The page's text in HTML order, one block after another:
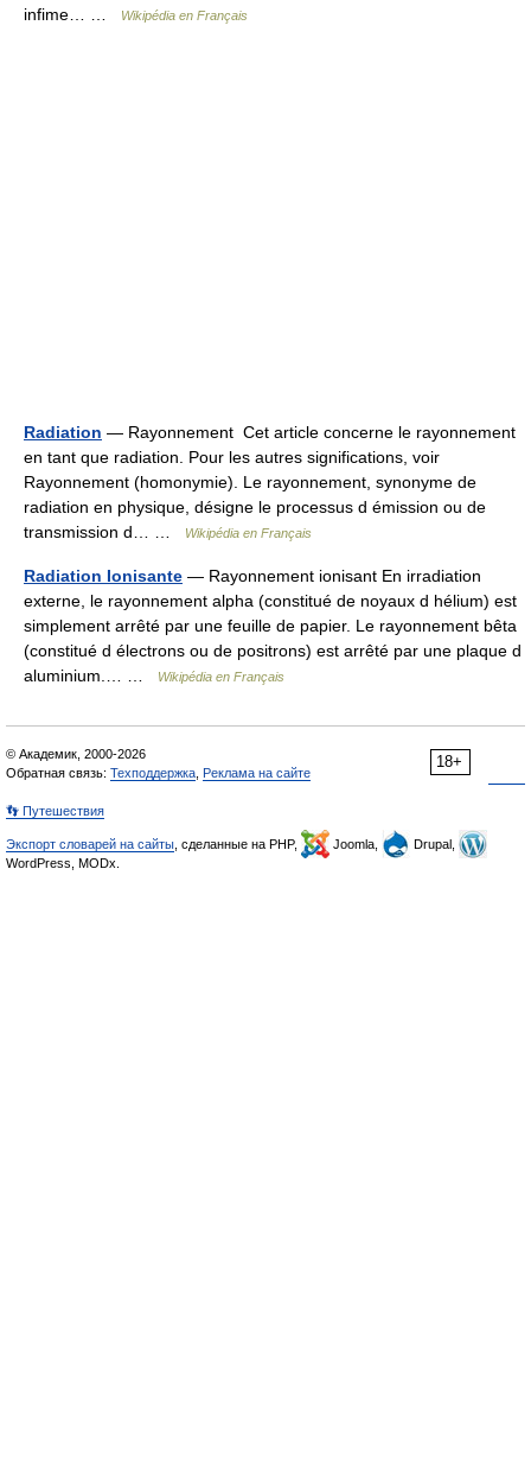
infime… …
Wikipédia en Français
Radiation — Rayonnement Cet article concerne le rayonnement
en tant que radiation. Pour les autres significations, voir
Rayonnement (homonymie). Le rayonnement, synonyme de
radiation en physique, désigne le processus d émission ou de
transmission d… …
Wikipédia en Français
Radiation Ionisante — Rayonnement ionisant En irradiation
externe, le rayonnement alpha (constitué de noyaux d hélium) est
simplement arrêté par une feuille de papier. Le rayonnement bêta
(constitué d électrons ou de positrons) est arrêté par une plaque d
aluminium.… …
Wikipédia en Français
18+
© Академик, 2000-2026
Обратная связь: Техподдержка Реклама на сайте
👣 Путешествия
Экспорт словарей на сайты , сделанные на PHP, Joomla,
Drupal,
WordPress, MODx.